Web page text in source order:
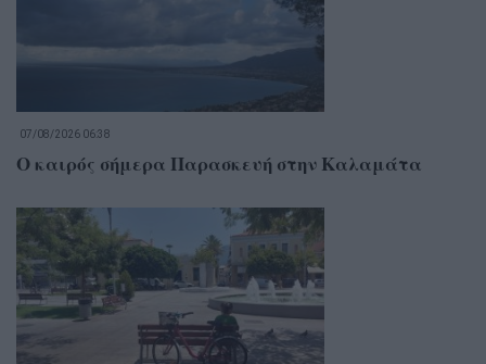
07/08/2026 06:38
Ο καιρός σήμερα Παρασκευή στην Καλαμάτα